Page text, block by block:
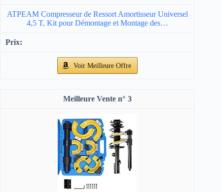
ATPEAM Compresseur de Ressort Amortisseur Universel
4,5 T, Kit pour Démontage et Montage des…
Voir Meilleure Offre
3